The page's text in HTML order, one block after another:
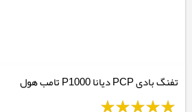
تفنگ بادی PCP دیانا P1000 تامب هول